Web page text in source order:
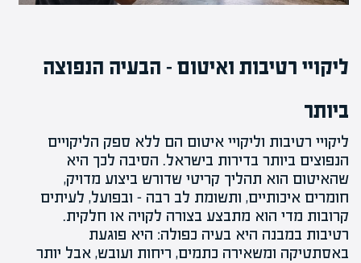
ליקויי רטיבות ואיטום – הבעיה הנפוצה
ביותר
ליקויי רטיבות וליקויי איטום הם ללא ספק הליקויים
הנפוצים ביותר בדירות בישראל. הסיבה לכך היא
שהאיטום הוא תהליך קריטי שדורש ביצוע מדויק,
חומרים איכותיים, ותשומת לב רבה – ובפועל, לעיתים
קרובות מדי הוא מתבצע בצורה לקויה או חלקית.
רטיבות במבנה היא בעיה כפולה: היא פוגעת
באסתטיקה ומשאירה כתמים, ריחות ועובש, אבל יותר